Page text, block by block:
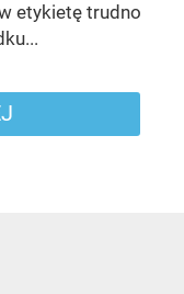
etykietę trudno